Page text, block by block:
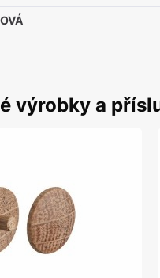
výrobky a